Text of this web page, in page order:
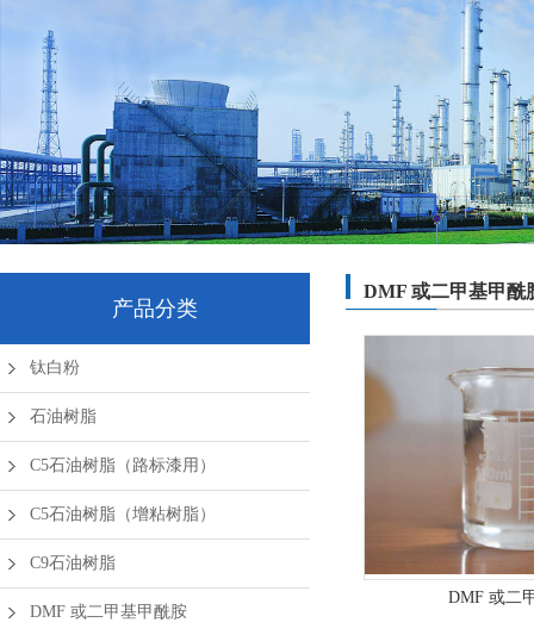
产品分类
钛白粉
石油树脂
C5石油树脂（路标漆用）
C5石油树脂（增粘树脂）
C9石油树脂
DMF 或二甲基甲酰胺
DMF 或二甲基甲酰
DMF 或二